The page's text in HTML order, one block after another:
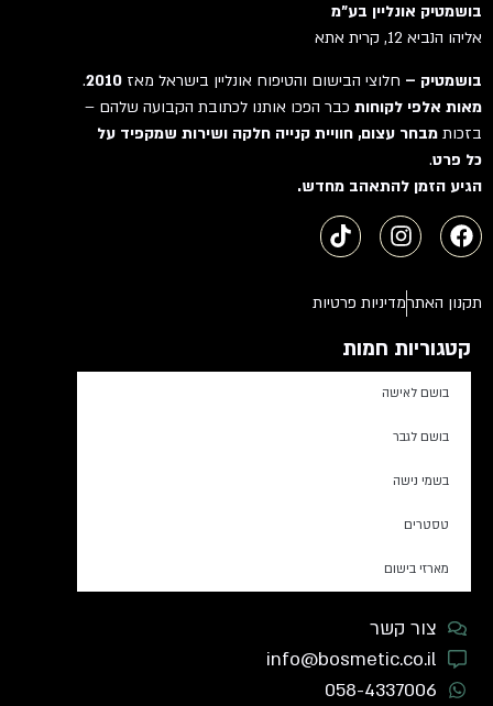
בושמטיק אונליין בע"מ
אליהו הנביא 12, קרית אתא
בושמטיק –חלוצי הבישום והטיפוח אונליין בישראל מאז2010
.
מאות אלפי לקוחותכבר הפכו אותנו לכתובת הקבועה שלהם –
בזכותמבחר עצום, חוויית קנייה חלקה ושירות שמקפיד על
כל פרט.
הגיע הזמן להתאהב מחדש.
תקנון האתרמדיניות פרטיות
קטגוריות חמות
בושם לאישה
בושם לגבר
בשמי נישה
טסטרים
מארזי בישום
צור קשר
info@bosmetic.co.il
058-4337006